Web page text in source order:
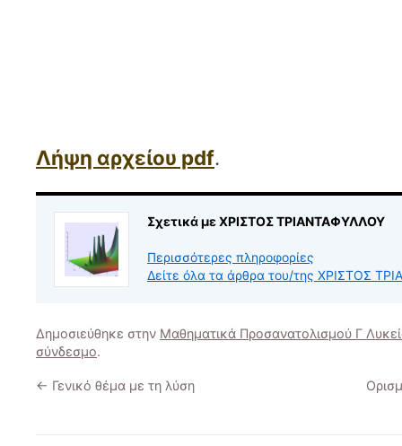
Λήψη αρχείου pdf.
Σχετικά με ΧΡΙΣΤΟΣ ΤΡΙΑΝΤΑΦΥΛΛΟΥ
Περισσότερες πληροφορίες
Δείτε όλα τα άρθρα του/της ΧΡΙΣΤΟΣ
Δημοσιεύθηκε στην Μαθηματικά Προσανατολισμού Γ
σύνδεσμο.
← Γενικό θέμα με τη λύση